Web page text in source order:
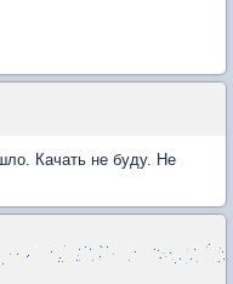
Качать не буду. Не